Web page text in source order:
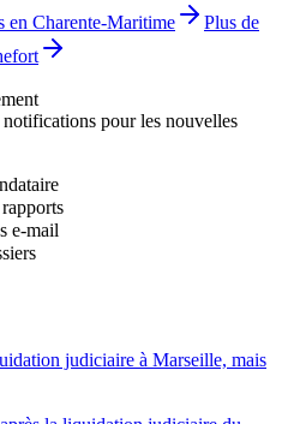
en Charente-Maritime
Plus de
pour les nouvelles
e-mail
judiciaire à Marseille, mais